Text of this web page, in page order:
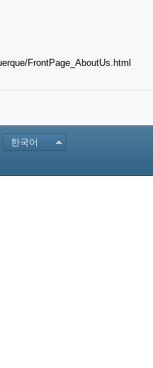
FrontPage_AboutUs.html
한국어